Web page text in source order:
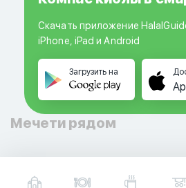
Скачать приложение
iPhone, iPad и Android
Загрузить на
Мечети рядом